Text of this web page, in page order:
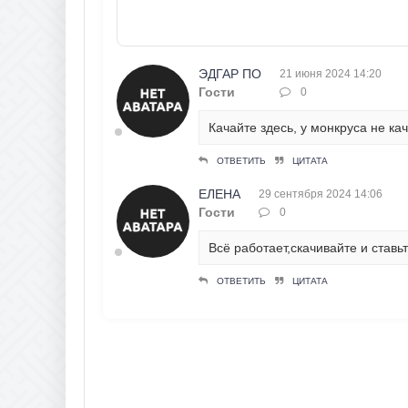
ЭДГАР ПО
Гости
21 июня 2024 14:20
0
Качайте здесь, у монкруса не
ОТВЕТИТЬ ЦИТАТА
ЕЛЕНА
Гости
29 сентября 2024 14:06
0
Всё работает,скачивайте и
ОТВЕТИТЬ ЦИТАТА